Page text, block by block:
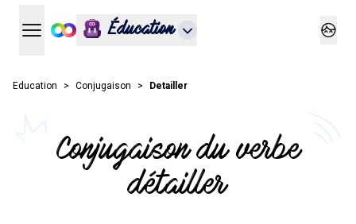
Ouvrir le menu principal
Éducation
Education Conjugaison Detailler
Conjugaison du verbe
détailler